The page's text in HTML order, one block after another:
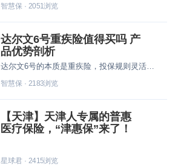
智慧保· 2051浏览
达尔文6号重疾险值得买吗 产
品优势剖析
达尔文6号的本质是重疾险，投保规则灵活、赔付高、责任丰富实用，用户投保划算。
智慧保· 2183浏览
【天津】天津人专属的普惠
医疗保险，“津惠保”来了！
星球君· 2415浏览